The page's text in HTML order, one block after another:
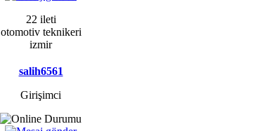
22 ileti
otomotiv teknikeri
izmir
salih6561
Girişimci